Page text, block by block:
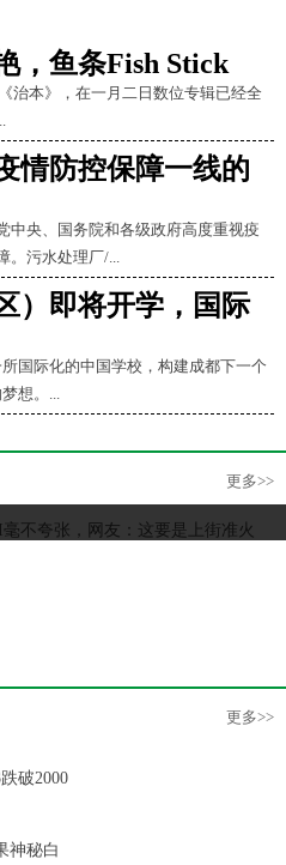
，鱼条Fish Stick
本》，在一月二日数位专辑已经全
情防控保障一线的
中央、国务院和各级政府高度重视疫
污水处理厂/...
）即将开学，国际
国际化的中国学校，构建成都下一个
想。...
更多>>
更多>>
破2000
神秘白